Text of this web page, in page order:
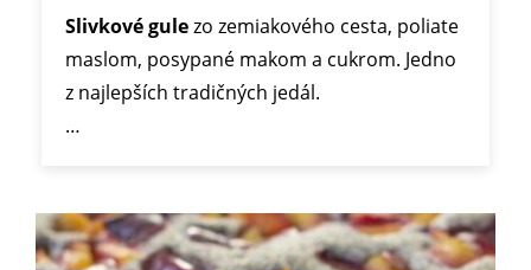
Slivkové gulezo zemiakového cesta, poliate
maslom, posypané makom a cukrom. Jedno
z najlepších tradičných jedál.
…